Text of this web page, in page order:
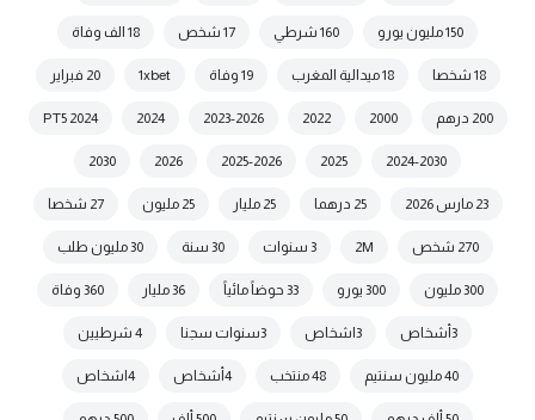
150 مليون يورو 160 شرطي 17 شخص 18 الف وفاة
18 شخصا 18 ميدالية المغرب 19 وفاة 1xbet 20 فبراير
200 درهم 2000
2022
2023-2026
2024
2024 PT5
2024-2030
2025
2025-2026
2026
2030
23 مارس 2026 25 درهما 25 مليار 25 مليون 27 شخصا
270 شخص 2M 3 سنوات 30 سنة 30 مليون طلب
300 مليون 300 يورو 33 حوضاً مائياً 36 مليار 360 وفاة
3أشخاص 3اشخاص 3سنوات سجنا 4 شرطيين
40 مليون سنتيم 48 منتخب 4أشخاص 4اشخاص